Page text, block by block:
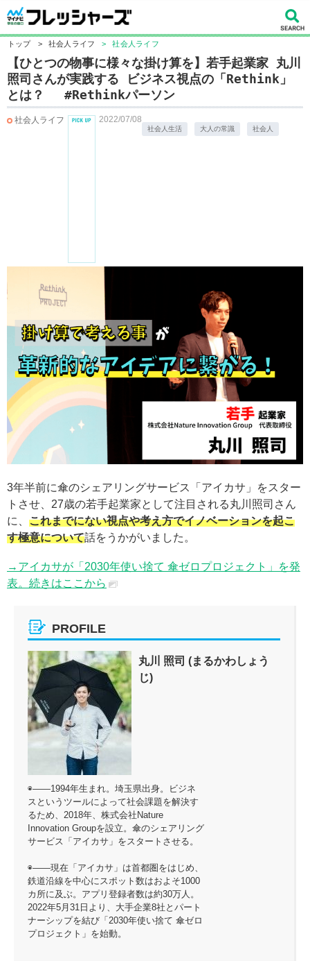
トップ > 社会人ライフ > 社会人ライフ
【ひとつの物事に様々な掛け算を】若手起業家 丸川
照司さんが実践する ビジネス視点の「Rethink」
とは？ #Rethinkパーソン
社会人ライフ 2022/07/08
社会人生活 大人の常識 社会人
3年半前に傘のシェアリングサービス「アイカサ」をスター
トさせ、27歳の若手起業家として注目される丸川照司さん
に、 これまでにない視点や考え方でイノベーションを起こ
す極意について話をうかがいました。
→アイカサが「2030年使い捨て 傘ゼロプロジェクト」を発
表。続きはここから
PROFILE
丸川 照司 (まるかわしょう
じ)
◉――1994年生まれ。埼玉県出身。ビジネ
スというツールによって社会課題を解決す
るため、2018年、株式会社Nature
Innovation Groupを設立。傘のシェアリング
サービス「アイカサ」をスタートさせる。
◉――現在「アイカサ」は首都圏をはじめ、
鉄道沿線を中心にスポット数はおよそ1000
カ所に及ぶ。アプリ登録者数は約30万人。
2022年5月31日より、大手企業8社とパート
ナーシップを結び「2030年使い捨て 傘ゼロ
プロジェクト」を始動。